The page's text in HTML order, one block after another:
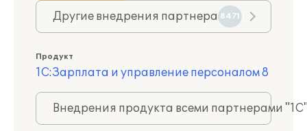
Другие внедрения партнера 8471
Продукт
1С:Зарплата и управление персоналом 8
Внедрения продукта всеми партнерами